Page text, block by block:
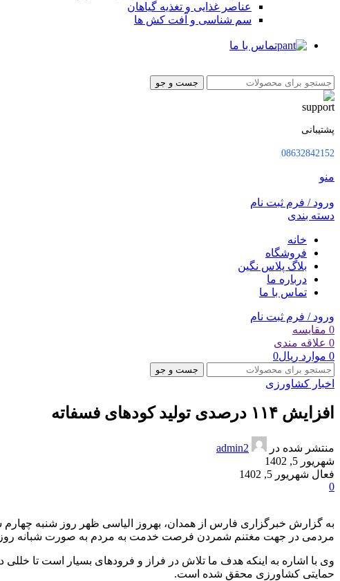
عناصر غذایی و تغذیه گیاهان
سم شناسی و آفت کش ها
تماس با ما
جست و جو
پشتیبانی
08632842152
منو
ورود / فرم ثبت نام
دسته بندی
خانه
فروشگاه
بلاگ پلاس نگین
درباره ما
تماس با ما
ورود / فرم ثبت نام
0 مقایسه
0 علاقه مندی
0 موارد ریال0
جست و جو
اخبار کشاورزی
افزایش ۱۱۴ درصدی تولید کودهای فسفاته
منتشر شده در
admin2
شهریور 5, 1402
فعال شهریور 5, 1402
0
به گزارش خبرگزاری فارس از همدان، بهروز الیاسی ظهر روز شنبه
مردمی در جهت مغتنم شمردن فرصت خدمت به مردم به صورت شبانه روزی
وی با اشاره به اینکه هدف ما تلاش در فراز و فرودهای بسیار است تا
حمایتی کشاورزی محقق شده است.